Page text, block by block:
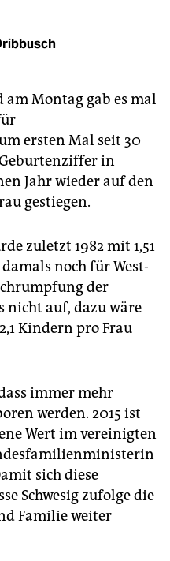
am Montag gab es mal
ersten Mal seit 30
in
Jahr wieder auf den
gestiegen.
zuletzt 1982 mit 1,51
noch für West-
der
nicht auf, dazu wäre
Kindern pro Frau
immer mehr
werden. 2015 ist
Wert im vereinigten
sich diese
Schwesig zufolge die
Familie weiter